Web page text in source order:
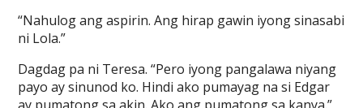
“Nahulog ang aspirin. Ang hirap gawin iyong sinasabi
ni Lola.”
Dagdag pa ni Teresa. “Pero iyong pangalawa niyang
payo ay sinunod ko. Hindi ako pumayag na si Edgar